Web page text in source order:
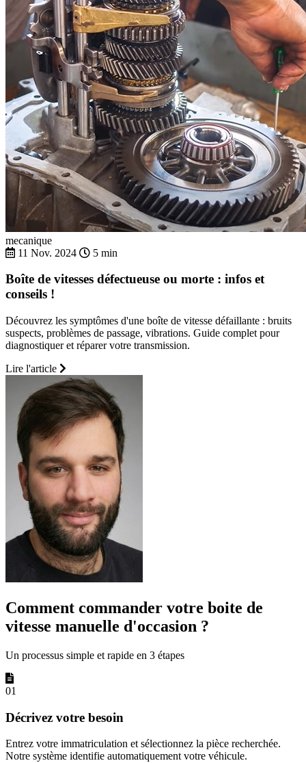
mecanique
11 Nov. 2024
5 min
Boîte de vitesses défectueuse ou morte : infos et
conseils !
Découvrez les symptômes d'une boîte de vitesse défaillante : bruits
suspects, problèmes de passage, vibrations. Guide complet pour
diagnostiquer et réparer votre transmission.
Lire l'article
Comment commander votre boite de
vitesse manuelle d'occasion ?
Un processus simple et rapide en 3 étapes
01
Décrivez votre besoin
Entrez votre immatriculation et sélectionnez la pièce recherchée.
Notre système identifie automatiquement votre véhicule.